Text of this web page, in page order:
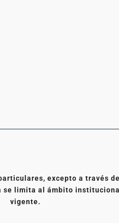
excepto a través
limita al ámbito
vigente.